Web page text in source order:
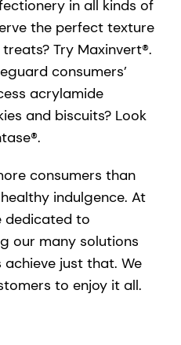
in all kinds of
the perfect texture
Try Maxinvert®.
consumers’
acrylamide
and biscuits? Look
consumers than
indulgence. At
dedicated to
our many solutions
just that. We
to enjoy it all.